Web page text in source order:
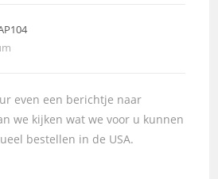
even een berichtje naar
we kijken wat we voor u kunnen
bestellen in de USA.